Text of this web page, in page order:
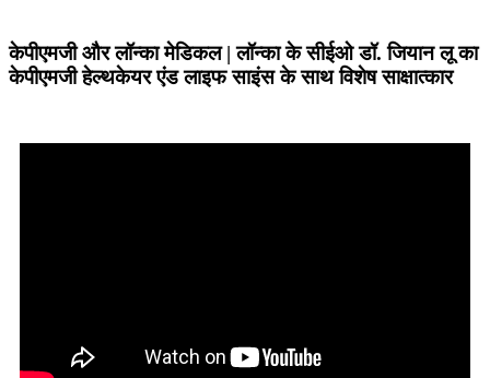
केपीएमजी और लॉन्का मेडिकल | लॉन्का के सीईओ डॉ. जियान लू का
केपीएमजी हेल्थकेयर एंड लाइफ साइंस के साथ विशेष साक्षात्कार